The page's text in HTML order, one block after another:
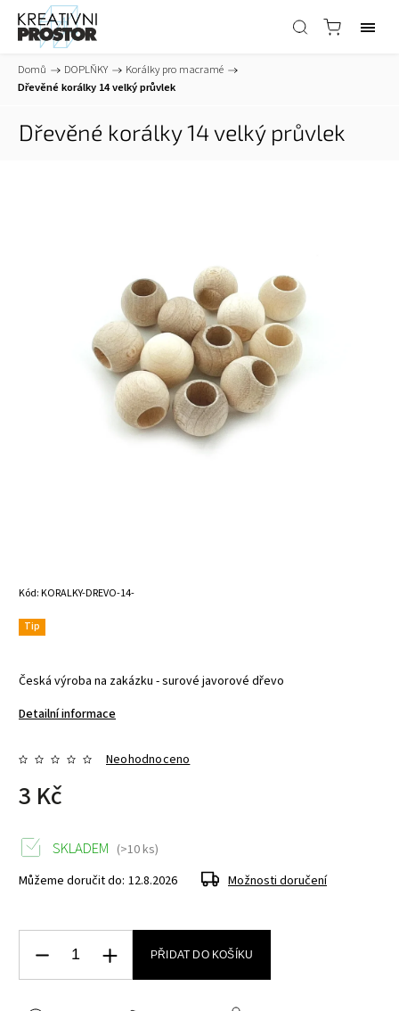
Domů / DOPLŇKY / Korálky pro macramé /
Dřevěné korálky 14 velký průvlek
Dřevěné korálky 14 velký průvlek
Kód:KORALKY-DREVO-14-
Tip
Česká výroba na zakázku - surové javorové dřevo
Detailní informace
Neohodnoceno
3 Kč
SKLADEM (>10 ks)
Můžeme doručit do: 12.8.2026 Možnosti doručení
PŘIDAT DO KOŠÍKU